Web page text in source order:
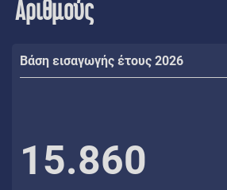
Αριθμούς
Βάση εισαγωγής έτους 2026
15.860